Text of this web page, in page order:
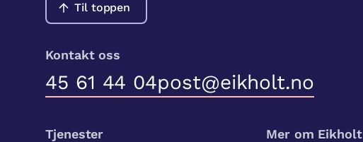
Til toppen
Kontakt oss
45 61 44 04post@eikholt.no
Tjenester Mer om Eikholt